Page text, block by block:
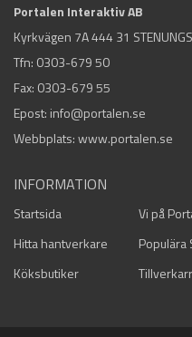
Portalen Interaktiv AB
Kyrkvägen 7A 444 31
Tfn: 0303-679 50
Fax: 0303-679 55
Epost: info@portalen.se
Webbplats: www.portalen.se
INFORMATION
Startsida Vi på
Hitta hantverkare
Populära
Köksbutiker